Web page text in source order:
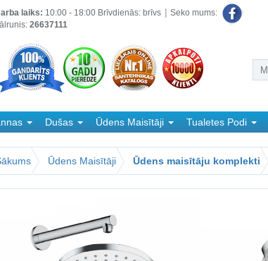
laiks: 10:00 - 18:00 Brīvdienās: brīvs
26637111
Seko mums:
Dušas Ūdens Maisītāji Tualetes Podi
Ūdens Maisītāji Ūdens maisītāju komplekti